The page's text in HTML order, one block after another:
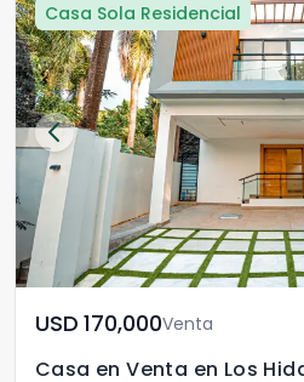
Casa Sola Residencial
USD	170,000Venta